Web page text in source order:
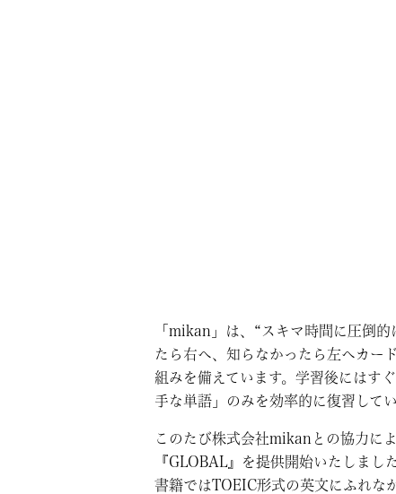
「mikan」は、“スキマ時間に圧倒
たら右へ、知らなかったら左へカー
組みを備えています。学習後にはす
手な単語」のみを効率的に復習して
このたび株式会社mikanとの協力に
『GLOBAL』を提供開始いたしま
書籍ではTOEIC形式の英文にふれな